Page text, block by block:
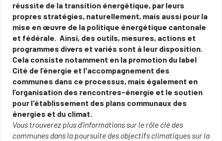
réussite de la transition énergétique, par leurs
propres stratégies, naturellement, mais aussi pour la
mise en œuvre de la politique énergétique cantonale
et fédérale. Ainsi, des outils, mesures, actions et
programmes divers et variés sont à leur disposition.
Cela consiste notamment en la promotion du label
Cité de l’énergie et l'accompagnement des
communes dans ce processus, mais également en
l’organisation des rencontres-énergie et le soutien
pour l'établissement des plans communaux des
énergies et du climat.
Vous trouverez plus d'informations sur le rôle clé des
communes dans la poursuite des objectifs climatiques sur la